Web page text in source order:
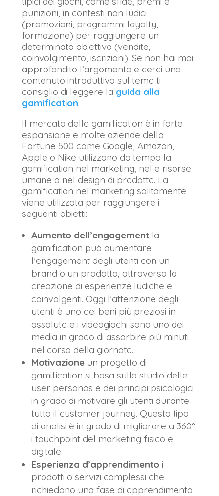
punizioni, in contesti non ludici
(promozioni, programmi loyalty,
formazione) per raggiungere un
determinato obiettivo (vendite,
coinvolgimento, iscrizioni). Se non hai mai
approfondito l’argomento e cerci una
contenuto introduttivo sul tema ti
consiglio di leggere la guida alla
gamification.
Il mercato della gamification è in forte
espansione e molte aziende della
Fortune 500 come Google, Amazon,
Apple o Nike utilizzano da tempo la
gamification nel marketing, nelle risorse
umane o nel design di prodotto. La
gamification nel marketing solitamente
viene utilizzata per raggiungere i
seguenti obietti:
Aumento dell’engagementla
gamification può aumentare
l’engagement degli utenti con un
brand o un prodotto, attraverso la
creazione di esperienze ludiche e
coinvolgenti. Oggi l’attenzione degli
utenti è uno dei beni più preziosi in
assoluto e i videogiochi sono uno dei
media in grado di assorbire più minuti
nel corso della giornata.
Motivazioneun progetto di
gamification si basa sullo studio delle
user personas e dei principi psicologici
in grado di motivare gli utenti durante
tutto il customer journey. Questo tipo
di analisi è in grado di migliorare a 360°
i touchpoint del marketing fisico e
digitale.
Esperienza d’apprendimento i
prodotti o servizi complessi che
richiedono una fase di apprendimento